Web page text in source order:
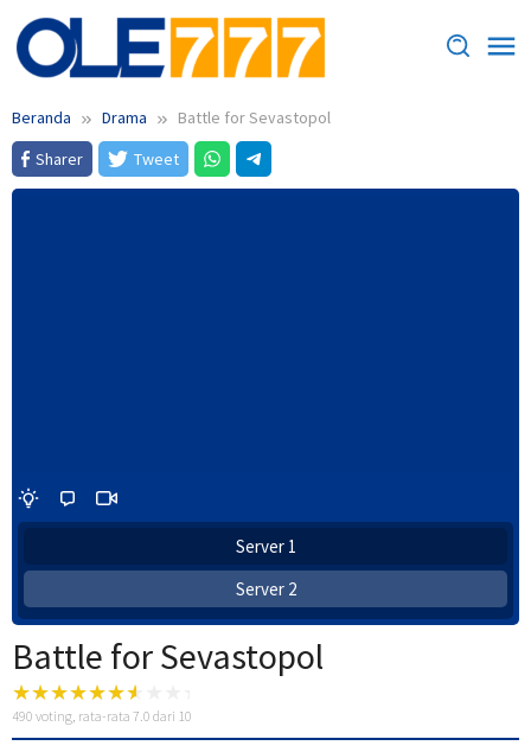
Loncat
ke
konten
Beranda Drama
Battle for Sevastopol
Sharer
Tweet
Server 1
Server 2
Battle for Sevastopol
490 voting, rata-rata 7.0 dari 10